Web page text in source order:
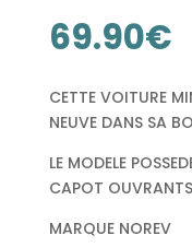
69.90€
CETTE VOITURE
NEUVE DANS SA
LE MODELE
CAPOT OUVRANTS
MARQUE NOREV